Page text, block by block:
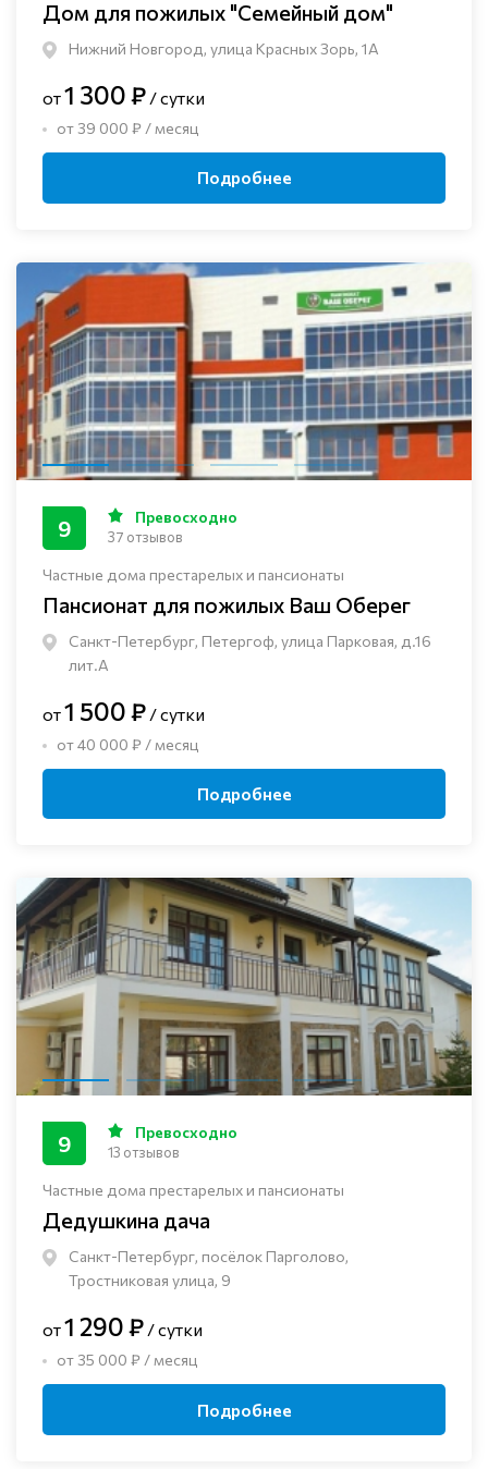
Дом для пожилых "Семейный дом"
Нижний Новгород, улица Красных Зорь, 1А
от1 300 ₽ / сутки
от 39 000 ₽ / месяц
Подробнее
Частные дома престарелых и пансионаты
Пансионат для пожилых Ваш Оберег
Санкт-Петербург, Петергоф, улица Парковая, д.16
лит.А
9 Превосходно
37 отзывов
от1 500 ₽ / сутки
от 40 000 ₽ / месяц
Подробнее
Частные дома престарелых и пансионаты
Дедушкина дача
Санкт-Петербург, посёлок Парголово,
Тростниковая улица, 9
9 Превосходно
13 отзывов
от1 290 ₽ / сутки
от 35 000 ₽ / месяц
Подробнее